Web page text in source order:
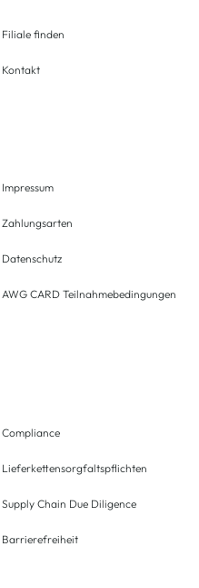
Filiale finden
Kontakt
Impressum
Zahlungsarten
Datenschutz
AWG CARD Teilnahmebedingungen
Compliance
Lieferkettensorgfaltspflichten
Supply Chain Due Diligence
Barrierefreiheit